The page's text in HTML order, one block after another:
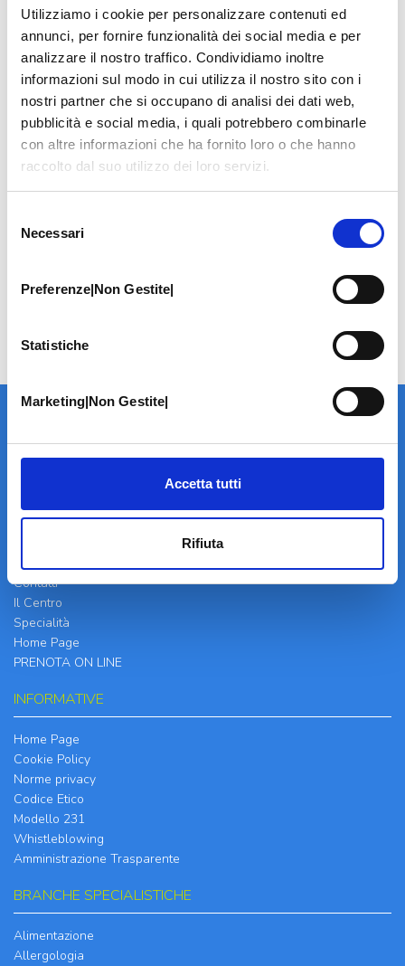
Utilizziamo i cookie per personalizzare contenuti ed
annunci, per fornire funzionalità dei social media e per
analizzare il nostro traffico. Condividiamo inoltre
informazioni sul modo in cui utilizza il nostro sito con i
nostri partner che si occupano di analisi dei dati web,
pubblicità e social media, i quali potrebbero combinarle
con altre informazioni che ha fornito loro o che hanno
raccolto dal suo utilizzo dei loro servizi.
delNecessari
Preferenze|Non Gestite|
Statistiche
Marketing|Non Gestite|
Accetta tutti
Rifiuta
LA STRUTTURA
Informazioni
Contatti
Il Centro
Specialità
Home Page
PRENOTA ON LINE
INFORMATIVE
Home Page
Cookie Policy
Norme privacy
Codice Etico
Modello 231
Whistleblowing
Amministrazione Trasparente
BRANCHE SPECIALISTICHE
Alimentazione
Allergologia